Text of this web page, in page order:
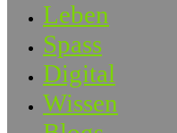
Leben
Spass
Digital
Wissen